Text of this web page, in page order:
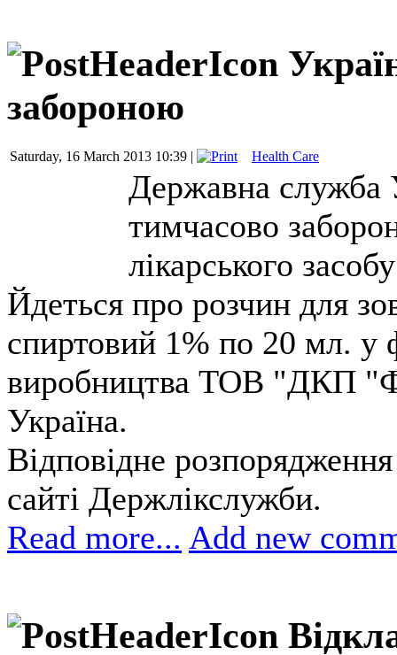
забороною
Saturday, 16 March 2013 10:39 | Health Care
Державна служба
тимчасово
лікарського
Йдеться про розчин для
спиртовий 1% по 20 мл. у
виробництва ТОВ "ДКП
Україна.
Відповідне
сайті Держлікслужби.
Read more... Add new